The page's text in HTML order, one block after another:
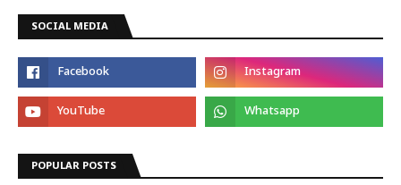
SOCIAL MEDIA
POPULAR POSTS